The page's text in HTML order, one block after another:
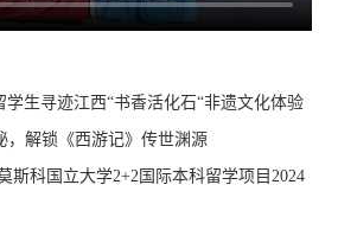
学生寻迹江西“书香活化石“非遗文化体验
，解锁《西游记》传世渊源
斯科国立大学2+2国际本科留学项目2024